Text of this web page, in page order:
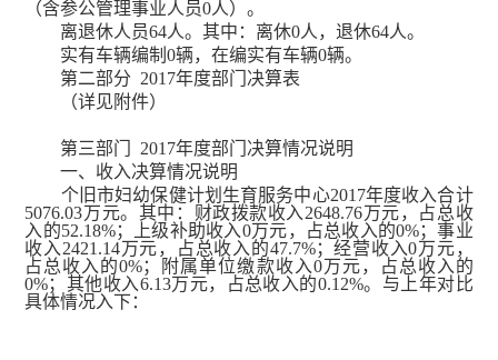
（含参公管理事业人员0人）。
离退休人员64人。其中：离休0人，退休64人。
实有车辆编制0辆，在编实有车辆0辆。
第二部分 2017年度部门决算表
（详见附件）
第三部门 2017年度部门决算情况说明
一、收入决算情况说明
个旧市妇幼保健计划生育服务中心2017年度收入合计
5076.03万元。其中：财政拨款收入2648.76万元，占总收
入的52.18%；上级补助收入0万元，占总收入的0%；事业
收入2421.14万元，占总收入的47.7%；经营收入0万元，
占总收入的0%；附属单位缴款收入0万元，占总收入的
0%；其他收入6.13万元，占总收入的0.12%。与上年对比
具体情况入下：